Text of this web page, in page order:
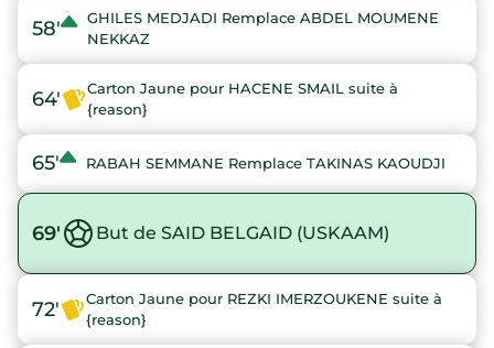
58'
GHILES MEDJADI Remplace ABDEL MOUMENE
NEKKAZ
64'
Carton Jaune pour HACENE SMAIL suite à
{reason}
65' RABAH SEMMANE Remplace TAKINAS KAOUDJI
69' But de SAID BELGAID (USKAAM)
72'
Carton Jaune pour REZKI IMERZOUKENE suite à
{reason}